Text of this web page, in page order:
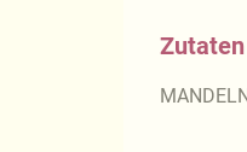
Zutaten